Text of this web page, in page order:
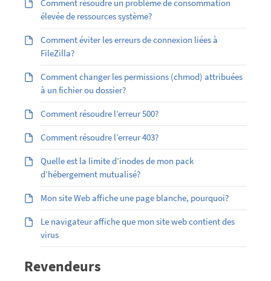
Comment résoudre un problème de consommation
élevée de ressources système?
Comment éviter les erreurs de connexion liées à
FileZilla?
Comment changer les permissions (chmod) attribuées
à un fichier ou dossier?
Comment résoudre l’erreur 500?
Comment résoudre l’erreur 403?
Quelle est la limite d’inodes de mon pack
d’hébergement mutualisé?
Mon site Web affiche une page blanche, pourquoi?
Le navigateur affiche que mon site web contient des
virus
Revendeurs